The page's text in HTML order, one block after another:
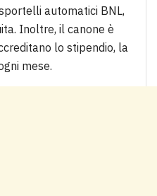
automatici BNL,
Inoltre, il canone è
lo stipendio, la
mese.